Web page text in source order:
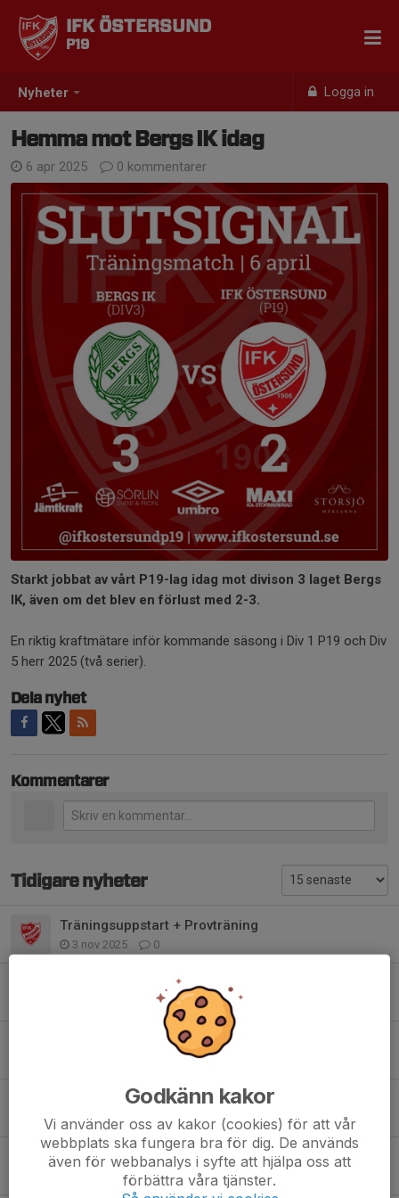
Nyheter Logga in
IFK ÖSTERSUND
P19
Hemma mot Bergs IK idag
6 apr 2025 0 kommentarer
Starkt jobbat av vårt P19-lag idag mot divison 3 laget Bergs
IK, även om det blev en förlust med 2-3.
En riktig kraftmätare inför kommande säsong i Div 1 P19 och Div
5 herr 2025 (två serier).
Dela nyhet
Kommentarer
Tidigare nyheter
Träningsuppstart + Provträning
3 nov 2025 0
SERIESEGER DIV.5 2025
0
SERIESEGER DIV.5 HERRAR
19 sep 2025
Hösten är på intågande!
31 jul 2025 0
Godkänn kakor
Vi använder oss av kakor (cookies) för att vår
webbplats ska fungera bra för dig. De används
även för webbanalys i syfte att hjälpa oss att
förbättra våra tjänster.